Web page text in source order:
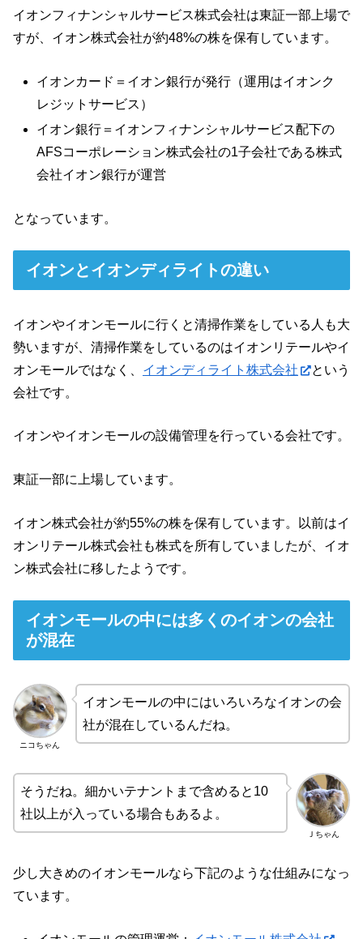
イオンフィナンシャルサービス株式会社は東証一部上場で
すが、イオン株式会社が約48%の株を保有しています。
イオンカード＝イオン銀行が発行（運用はイオンク
レジットサービス）
イオン銀行＝イオンフィナンシャルサービス配下の
AFSコーポレーション株式会社の1子会社である株式
会社イオン銀行が運営
となっています。
イオンとイオンディライトの違い
イオンやイオンモールに行くと清掃作業をしている人も大
勢いますが、清掃作業をしているのはイオンリテールやイ
オンモールではなく、 イオンディライト株式会社
という
会社です。
イオンやイオンモールの設備管理を行っている会社です。
東証一部に上場しています。
イオン株式会社が約55%の株を保有しています。以前はイ
オンリテール株式会社も株式を所有していましたが、イオ
ン株式会社に移したようです。
イオンモールの中には多くのイオンの会社
が混在
ニコちゃん
イオンモールの中にはいろいろなイオンの会
社が混在しているんだね。
Ｊちゃん
そうだね。細かいテナントまで含めると10
社以上が入っている場合もあるよ。
少し大きめのイオンモールなら下記のような仕組みになっ
ています。